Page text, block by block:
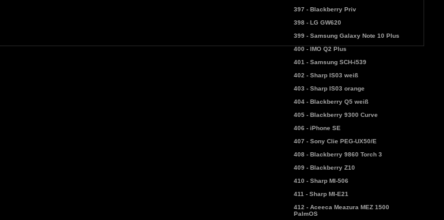
397 - Blackberry Priv
398 - LG GW620
399 - Samsung Galaxy Note 10 Plus
400 - IMO Q2 Plus
401 - Samsung SCH-i539
402 - Sharp IS03 weiß
403 - Sharp IS03 orange
404 - Blackberry Q5 weiß
405 - Blackberry 9300 Curve
406 - iPhone SE
407 - Sony Clie PEG-UX50/E
408 - Blackberry 9860 Torch 3
409 - Blackberry Z10
410 - Sharp MI-506
411 - Sharp MI-E21
412 - Aceeca Meazura MEZ 1500
PalmOS